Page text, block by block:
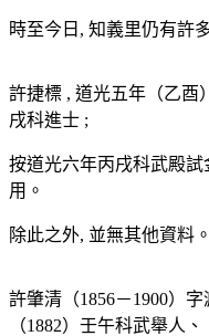
時至今日, 知義里仍有許
許捷標 , 道光五年（乙酉
戌科進士 ;
按道光六年丙戌科武殿試
用。
除此之外, 並無其他資料。
許肇清（1856－1900）
（1882）壬午科武舉人、